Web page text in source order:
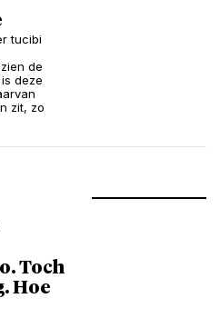
tucibi
de
deze
zit, zo
Toch
Hoe